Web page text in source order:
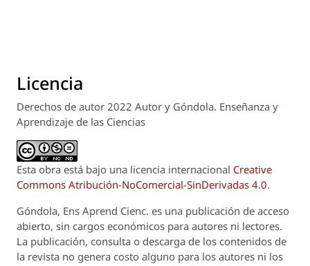
Licencia
Derechos de autor 2022 Autor y Góndola. Enseñanza y
Aprendizaje de las Ciencias
Esta obra está bajo una licencia internacional Creative
Commons Atribución-NoComercial-SinDerivadas 4.0.
Góndola, Ens Aprend Cienc. es una publicación de acceso
abierto, sin cargos económicos para autores ni lectores.
La publicación, consulta o descarga de los contenidos de
la revista no genera costo alguno para los autores ni los